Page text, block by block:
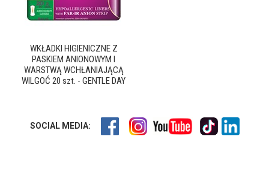
WKŁADKI HIGIENICZNE Z
PASKIEM ANIONOWYM I
WARSTWĄ WCHŁANIAJĄCĄ
WILGOĆ 20 szt. - GENTLE DAY
SOCIAL MEDIA: